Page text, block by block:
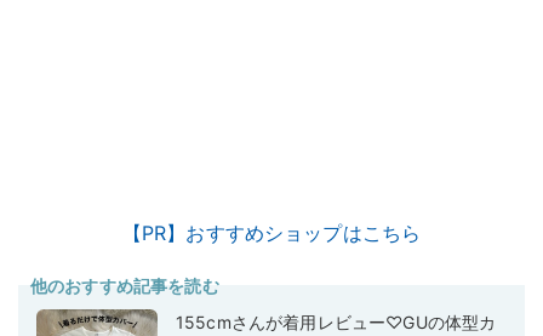
【PR】おすすめショップはこちら
他のおすすめ記事を読む
155cmさんが着用レビュー♡GUの体型カ